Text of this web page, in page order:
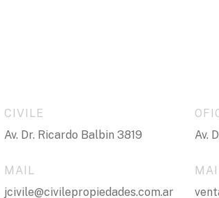
CIVILE
Av. Dr. Ricardo Balbin 3819
MAIL
jcivile@civilepropiedades.com.ar
Av.